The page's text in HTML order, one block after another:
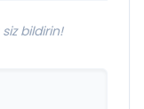
bildirin!